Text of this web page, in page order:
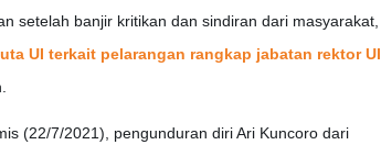
setelah banjir kritikan dan sindiran dari masyarakat,
UI terkait pelarangan rangkap jabatan rektor UI
(22/7/2021), pengunduran diri Ari Kuncoro dari